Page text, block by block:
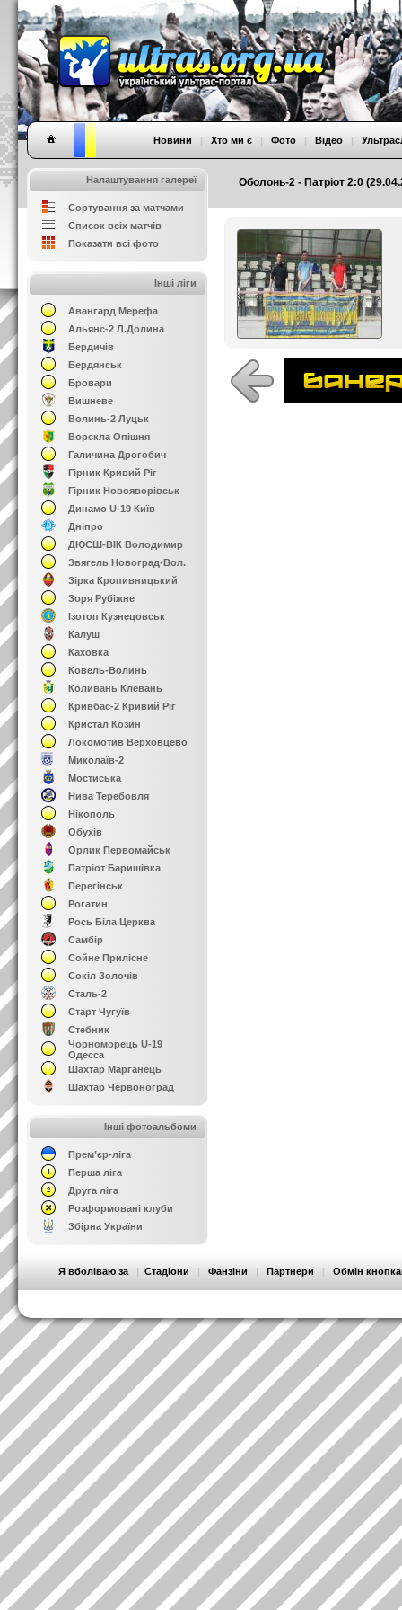
Оболонь-2 - Патріот 2:0
Новини | Хто ми є | Фото | Відео |
Налаштування галереї
Сортування за матчами
Список всіх матчів
Показати всі фото
Інші ліги
Авангард Мерефа
Альянс-2 Л.Долина
Бердичів
Бердянськ
Бровари
Вишневе
Волинь-2 Луцьк
Ворскла Опішня
Галичина Дрогобич
Гірник Кривий Ріг
Гірник Новояворівськ
Динамо U-19 Київ
Дніпро
ДЮСШ-ВІК Володимир
Звягель Новоград-Вол.
Зірка Кропивницький
Зоря Рубіжне
Ізотоп Кузнецовськ
Калуш
Каховка
Ковель-Волинь
Коливань Клевань
Кривбас-2 Кривий Ріг
Кристал Козин
Локомотив Верховцево
Миколаїв-2
Мостиська
Нива Теребовля
Нікополь
Обухів
Орлик Первомайськ
Патріот Баришівка
Перегінськ
Рогатин
Рось Біла Церква
Самбір
Сойне Прилісне
Сокіл Золочів
Сталь-2
Старт Чугуїв
Стебник
Чорноморець U-19
Одесса
Шахтар Марганець
Шахтар Червоноград
Інші фотоальбоми
Прем’єр-ліга
Перша ліга
Друга ліга
Розформовані клуби
Збірна України
Я вболіваю за | Стадіони | Фанзіни | Партнери | Обмін